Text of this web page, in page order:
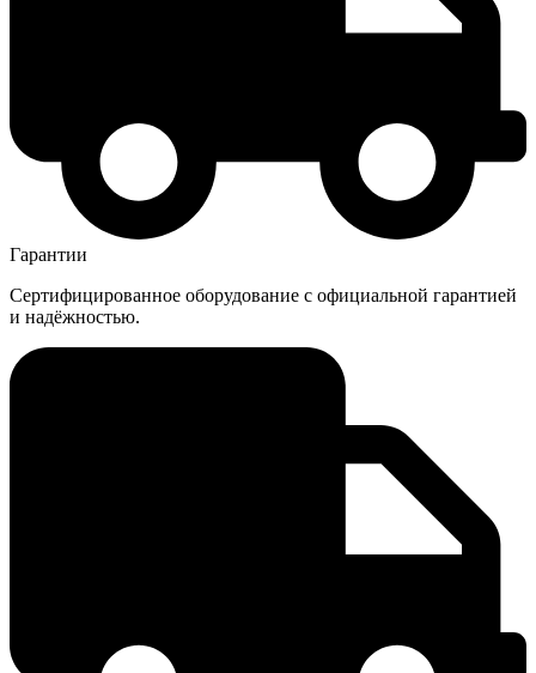
Гарантии
Сертифицированное оборудование с официальной гарантией
и надёжностью.